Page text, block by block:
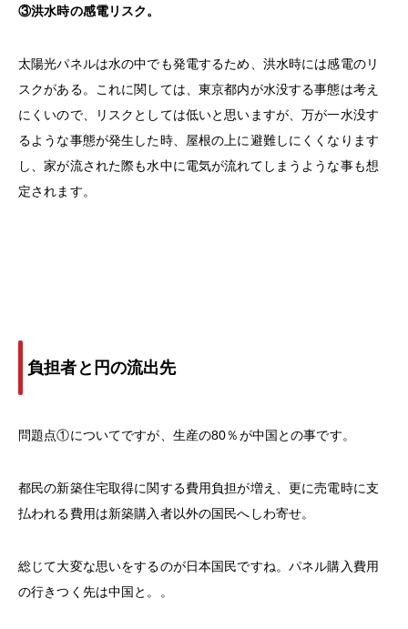
③洪水時の感電リスク。
太陽光パネルは水の中でも発電するため、洪水時には感電のリ
スクがある。これに関しては、東京都内が水没する事態は考え
にくいので、リスクとしては低いと思いますが、万が一水没す
るような事態が発生した時、屋根の上に避難しにくくなります
し、家が流された際も水中に電気が流れてしまうような事も想
定されます。
負担者と円の流出先
問題点①についてですが、生産の80％が中国との事です。
都民の新築住宅取得に関する費用負担が増え、更に売電時に支
払われる費用は新築購入者以外の国民へしわ寄せ。
総じて大変な思いをするのが日本国民ですね。パネル購入費用
の行きつく先は中国と。。